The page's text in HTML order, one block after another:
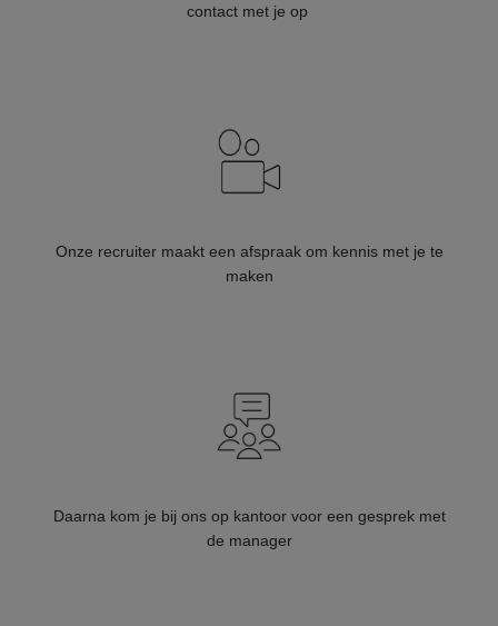
contact met je op
Onze recruiter maakt een afspraak om kennis met je te
maken
Daarna kom je bij ons op kantoor voor een gesprek met
de manager